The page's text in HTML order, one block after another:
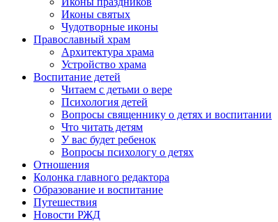
Иконы святых
Чудотворные иконы
Православный храм
Архитектура храма
Устройство храма
Воспитание детей
Читаем с детьми о вере
Психология детей
Вопросы священнику о детях и воспитании
Что читать детям
У вас будет ребенок
Вопросы психологу о детях
Отношения
Колонка главного редактора
Образование и воспитание
Путешествия
Новости РЖД